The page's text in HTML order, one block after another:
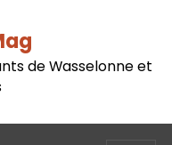
de Wasselonne et